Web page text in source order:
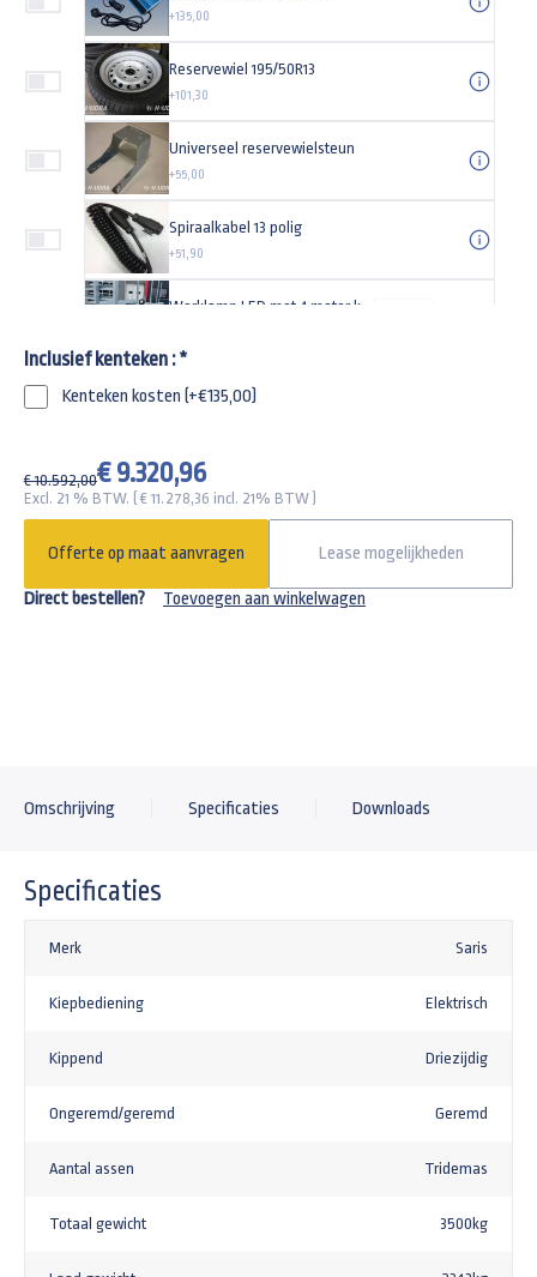
+135,00
Reservewiel 195/50R13
+101,30
Universeel reservewielsteun
+55,00
Spiraalkabel 13 polig
+51,90
+33,77
Inclusief kenteken :*
Kenteken kosten (+€135,00)
€ 10.592,00€ 9.320,96
Excl. 21 % BTW. ( € 11.278,36 incl. 21% BTW )
Offerte op maat aanvragen Lease mogelijkheden
Direct bestellen? Toevoegen aan winkelwagen
Omschrijving Specificaties Downloads
Specificaties
Merk Saris
Kiepbediening Elektrisch
Kippend Driezijdig
Ongeremd/geremd Geremd
Aantal assen Tridemas
Totaal gewicht 3500kg